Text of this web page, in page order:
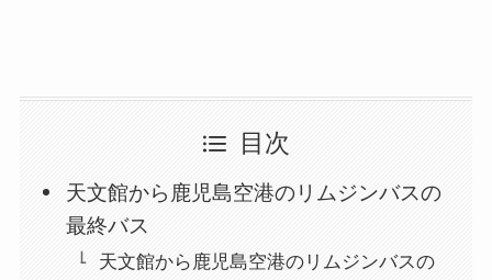
目次
天文館から鹿児島空港のリムジンバスの
最終バス
天文館から鹿児島空港のリムジンバスの